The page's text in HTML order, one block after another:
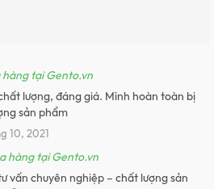
tại Gento.vn
lượng, đáng giá. Mình hoàn toàn bị
sản phẩm
10, 2021
hàng tại Gento.vn
vấn chuyên nghiệp – chất lượng sản